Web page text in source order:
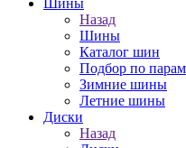
Шины
Назад
Шины
Каталог шин
Подбор по
Зимние шины
Летние шины
Диски
Назад